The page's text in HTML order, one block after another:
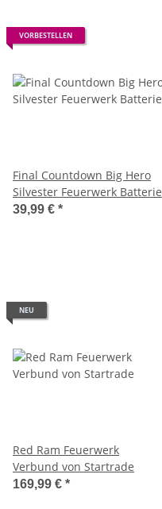
VORBESTELLEN
Final Countdown Big Hero
Silvester Feuerwerk Batterie
39,99 € *
NEU
Red Ram Feuerwerk
Verbund von Startrade
169,99 € *